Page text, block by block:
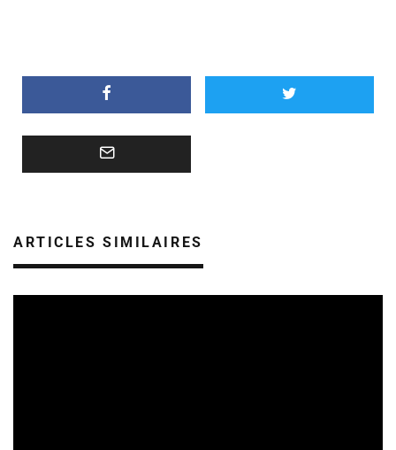
ARTICLES SIMILAIRES